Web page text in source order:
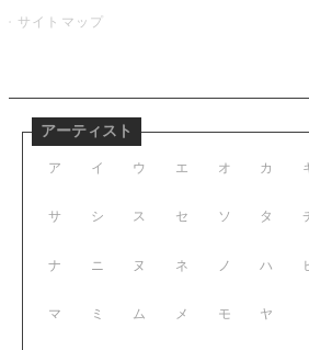
サイトマップ
アーティスト
ア イ ウ エ オ
サ シ ス セ ソ
ナ ニ ヌ ネ ノ
マ ミ ム メ モ
カ
タ
ハ
ヤ